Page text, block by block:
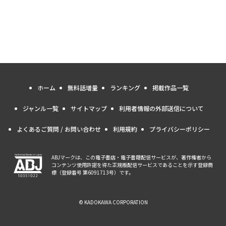
ホーム 無料話増量 ランキング 掲載作品一覧
ジャンル一覧 サイトマップ 利用者情報の外部送信について
よくあるご質問 / お問い合わせ 利用規約 プライバシーポリシー
ABJマークは、この電子書店・電子書籍配信サービスが、著作権者から
コンテンツ使用許諾を得た正規版配信サービスであることを示す登録商
標（登録番号 第6091713号）です。
© KADOKAWA CORPORATION